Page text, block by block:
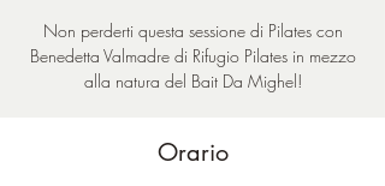
Non perderti questa sessione di Pilates con
Benedetta Valmadre di Rifugio Pilates in mezzo
alla natura del Bait Da Mighel!
Orario